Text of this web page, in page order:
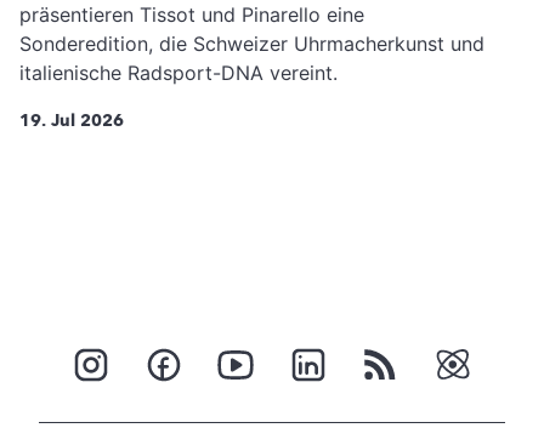
präsentieren Tissot und Pinarello eine
Sonderedition, die Schweizer Uhrmacherkunst und
italienische Radsport-DNA vereint.
19. Jul 2026